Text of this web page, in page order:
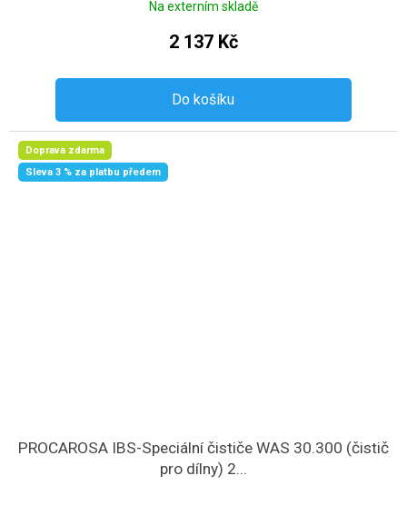
Na externím skladě
2 137 Kč
Do košíku
Doprava zdarma
Sleva 3 % za platbu předem
PROCAROSA IBS-Speciální čističe WAS 30.300 (čistič
pro dílny) 2...